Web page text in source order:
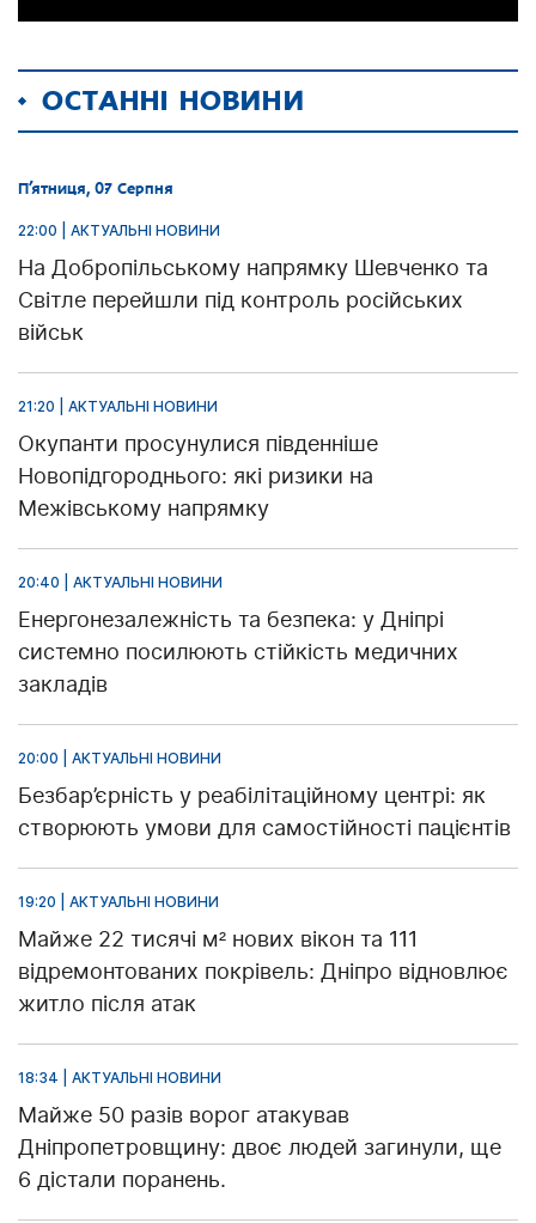
ОСТАННІ НОВИНИ
П’ятниця, 07 Серпня
22:00 | АКТУАЛЬНІ НОВИНИ
На Добропільському напрямку Шевченко та
Світле перейшли під контроль російських
військ
21:20 | АКТУАЛЬНІ НОВИНИ
Окупанти просунулися південніше
Новопідгороднього: які ризики на
Межівському напрямку
20:40 | АКТУАЛЬНІ НОВИНИ
Енергонезалежність та безпека: у Дніпрі
системно посилюють стійкість медичних
закладів
20:00 | АКТУАЛЬНІ НОВИНИ
Безбар’єрність у реабілітаційному центрі: як
створюють умови для самостійності пацієнтів
19:20 | АКТУАЛЬНІ НОВИНИ
Майже 22 тисячі м² нових вікон та 111
відремонтованих покрівель: Дніпро відновлює
житло після атак
18:34 | АКТУАЛЬНІ НОВИНИ
Майже 50 разів ворог атакував
Дніпропетровщину: двоє людей загинули, ще
6 дістали поранень.